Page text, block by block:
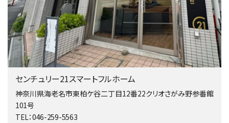
4ＬＤＫ
淵野辺駅
歩17分
南側道路に面しており日当たり良好。 キッチンから…
第5位
3,680万円
バ19分・ 歩8分
開放感があり日当たり良好な南西・北西角地区画。 …
センチュリー21スマートフルホーム
神奈川県海老名市東柏ケ谷二丁目12番22クリオさがみ野参番館
101号
TEL：046-259-5563